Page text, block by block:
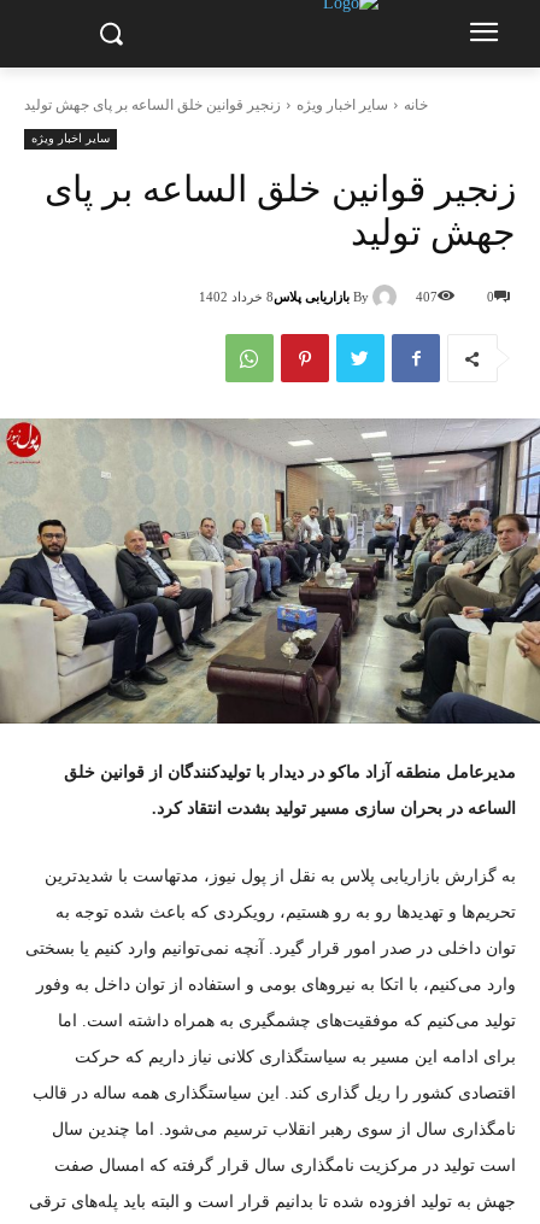
خانه سایر اخبار ویژه زنجیر قوانین خلق الساعه بر پای جهش تولید
سایر اخبار ویژه
زنجیر قوانین خلق الساعه بر پای
جهش تولید
By بازاریابی پلاس8 خرداد 1402 0
407
مدیرعامل منطقه آزاد ماکو در دیدار با تولیدکنندگان از قوانین خلق
الساعه در بحران سازی مسیر تولید بشدت انتقاد کرد.
به گزارش بازاریابی پلاس به نقل از پول نیوز، مدتهاست با شدیدترین
تحریم‌ها و تهدید‌ها رو به رو هستیم، رویکردی که باعث شده توجه به
توان داخلی در صدر امور قرار گیرد. آنچه نمی‌توانیم وارد کنیم یا بسختی
وارد می‌کنیم، با اتکا به نیرو‌های بومی و استفاده از توان داخل به وفور
تولید می‌کنیم که موفقیت‌های چشمگیری به همراه داشته است. اما
برای ادامه این مسیر به سیاستگذاری کلانی نیاز داریم که حرکت
اقتصادی کشور را ریل گذاری کند. این سیاستگذاری همه ساله در قالب
نامگذاری سال از سوی رهبر انقلاب ترسیم می‌شود. اما چندین سال
است تولید در مرکزیت نامگذاری سال قرار گرفته که امسال صفت
جهش به تولید افزوده شده تا بدانیم قرار است و البته باید پله‌های ترقی